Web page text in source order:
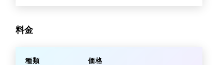
料金
種類 価格